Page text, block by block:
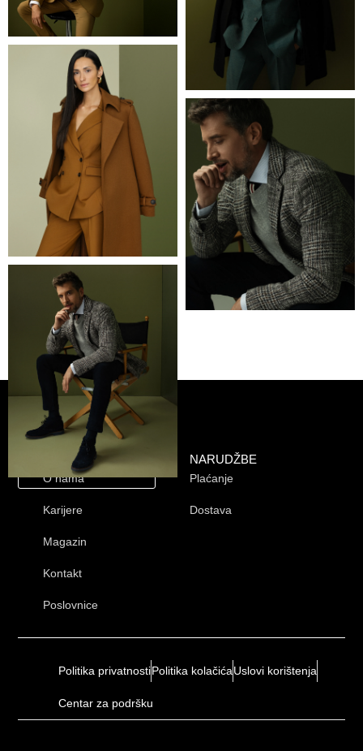
KOMPANIJA
O nama
Karijere
Magazin
Kontakt
Poslovnice
NARUDŽBE
Plaćanje
Dostava
PRETPLATI
SE
Politika privatnostiPolitika kolačićaUslovi korištenja
Centar za podršku